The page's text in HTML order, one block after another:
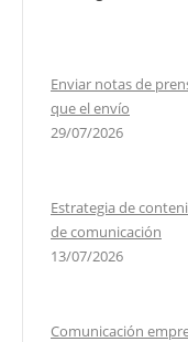
Enviar notas de
que el envío
29/07/2026
Estrategia de
de comunicación
13/07/2026
Comunicación